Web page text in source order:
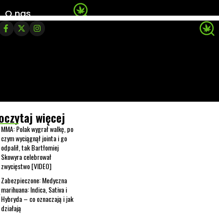
O nas
więcej
MMA: Polak wygrał walkę, po
czym wyciągnął jointa i go
odpalił, tak Bartłomiej
Skowyra celebrował
zwycięstwo [VIDEO]
Zabezpieczone: Medyczna
marihuana: Indica, Sativa i
Hybryda – co oznaczają i jak
działają